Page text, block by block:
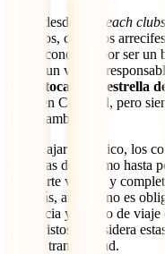
Igual, desde los
beach clubs
cercanos, como los
Cielo, conocido por ser un
Como un viajero
debes tocar una estrella
hacer en Cozumel, pero
medio ambiente.
Para viajar a México, los
estancias de turismo hasta
pasaporte vigente y
Además, aunque no es
asistencia y seguro de
imprevistos. Considera
toda la tranquilidad.